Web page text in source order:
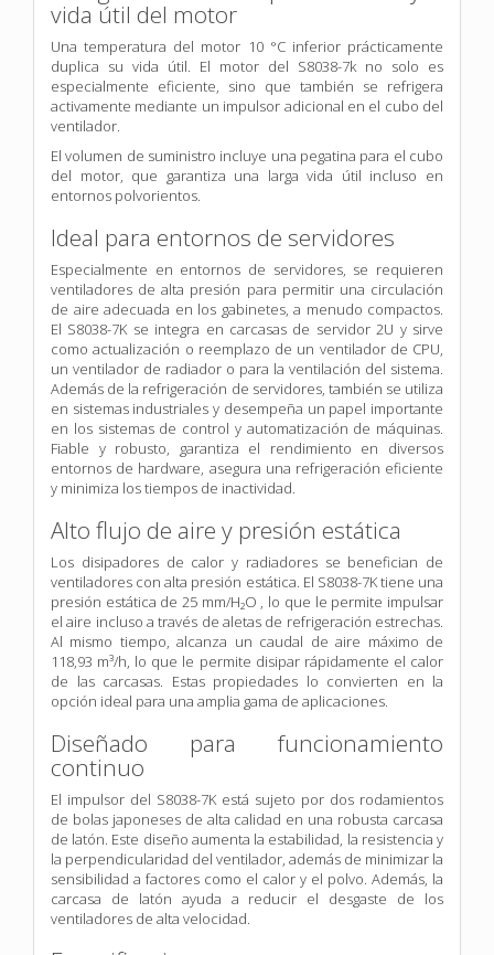
vida útil del motor
Una temperatura del motor 10 °C inferior prácticamente
duplica su vida útil. El motor del S8038-7k no solo es
especialmente eficiente, sino que también se refrigera
activamente mediante un impulsor adicional en el cubo del
ventilador.
El volumen de suministro incluye una pegatina para el cubo
del motor, que garantiza una larga vida útil incluso en
entornos polvorientos.
Ideal para entornos de servidores
Especialmente en entornos de servidores, se requieren
ventiladores de alta presión para permitir una circulación
de aire adecuada en los gabinetes, a menudo compactos.
El S8038-7K se integra en carcasas de servidor 2U y sirve
como actualización o reemplazo de un ventilador de CPU,
un ventilador de radiador o para la ventilación del sistema.
Además de la refrigeración de servidores, también se utiliza
en sistemas industriales y desempeña un papel importante
en los sistemas de control y automatización de máquinas.
Fiable y robusto, garantiza el rendimiento en diversos
entornos de hardware, asegura una refrigeración eficiente
y minimiza los tiempos de inactividad.
Alto flujo de aire y presión estática
Los disipadores de calor y radiadores se benefician de
ventiladores con alta presión estática. El S8038-7K tiene una
presión estática de 25 mm/H₂O , lo que le permite impulsar
el aire incluso a través de aletas de refrigeración estrechas.
Al mismo tiempo, alcanza un caudal de aire máximo de
118,93 m³/h, lo que le permite disipar rápidamente el calor
de las carcasas. Estas propiedades lo convierten en la
opción ideal para una amplia gama de aplicaciones.
Diseñado para funcionamiento
continuo
El impulsor del S8038-7K está sujeto por dos rodamientos
de bolas japoneses de alta calidad en una robusta carcasa
de latón. Este diseño aumenta la estabilidad, la resistencia y
la perpendicularidad del ventilador, además de minimizar la
sensibilidad a factores como el calor y el polvo. Además, la
carcasa de latón ayuda a reducir el desgaste de los
ventiladores de alta velocidad.